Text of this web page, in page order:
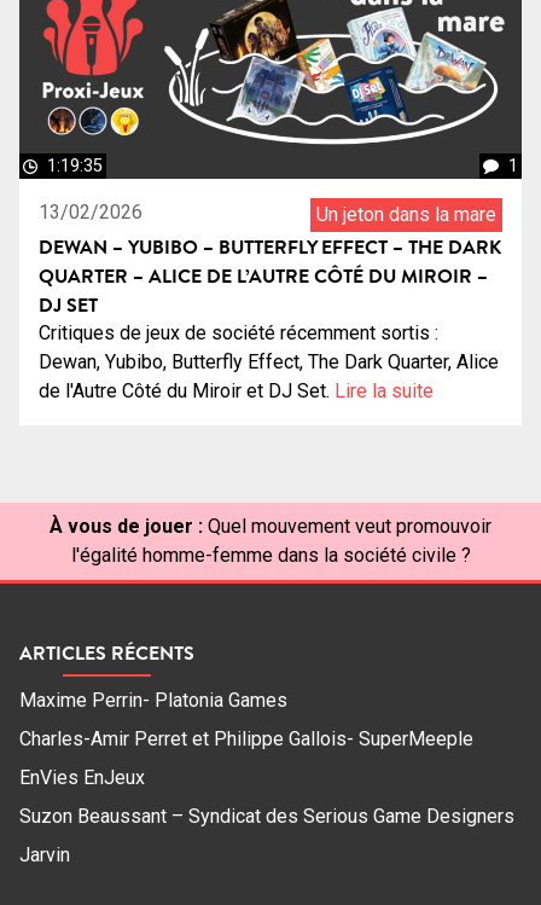
1:19:35 1
13/02/2026 Un jeton dans la mare
DEWAN – YUBIBO – BUTTERFLY EFFECT – THE DARK
QUARTER – ALICE DE L’AUTRE CÔTÉ DU MIROIR –
DJ SET
Critiques de jeux de société récemment sortis :
Dewan, Yubibo, Butterfly Effect, The Dark Quarter, Alice
de l'Autre Côté du Miroir et DJ Set. Lire la suite
À vous de jouer : Quel mouvement veut promouvoir
l'égalité homme-femme dans la société civile ?
ARTICLES RÉCENTS
Maxime Perrin- Platonia Games
Charles-Amir Perret et Philippe Gallois- SuperMeeple
EnVies EnJeux
Suzon Beaussant – Syndicat des Serious Game Designers
Jarvin